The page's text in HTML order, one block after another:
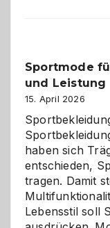
Sportmode
und Leistung
15. April 2026
haben sich
entschieden,
tragen. Damit
Lebensstil soll